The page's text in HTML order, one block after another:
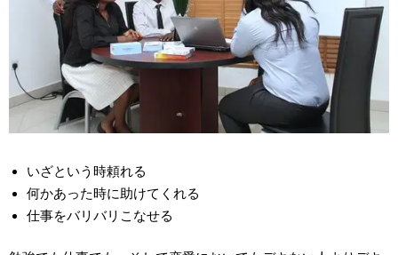
いざという時頼れる
何かあった時に助けてくれる
仕事をバリバリこなせる